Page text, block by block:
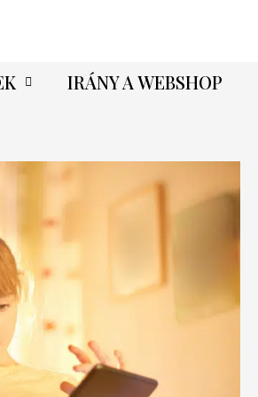
IRÁNY A WEBSHOP